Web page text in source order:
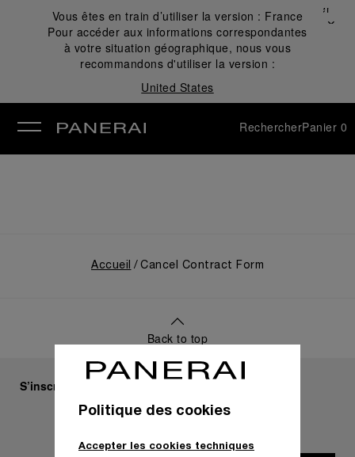
Vous êtes en train d’utiliser la version : France
Pour accéder aux informations correspondantes
à votre situation géographique, nous vous
recommandons d'utiliser la version :
United States
Fermer
✕
RechercherPanier 0
Accueil Cancel Contract Form
Back to top
S’inscrire à notre newsletter
Politique des cookies
Accepter les cookies techniques